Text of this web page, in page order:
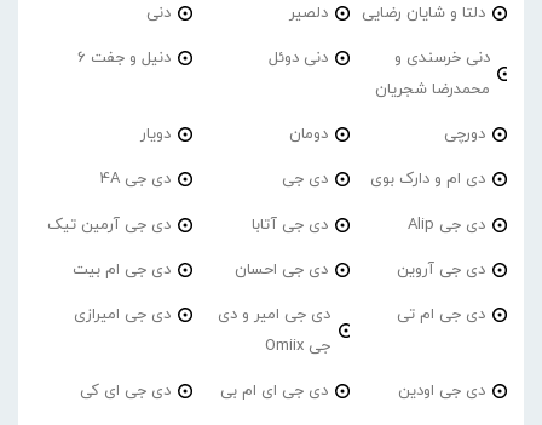
دلتا و شایان رضایی دلصیر دنی
دنی خرسندی و
محمدرضا شجریان
دنی دوئل دنیل و جفت 6
دورچی دومان دویار
دی ام و دارک بوی دی جی دی جی 4A
دی جی Alip دی جی آتابا دی جی آرمین تیک
دی جی آروین دی جی احسان دی جی ام بیت
دی جی ام تی
دی جی امیر و دی
جی Omiix
دی جی امیرازی
دی جی اودین دی جی ای ام بی دی جی ای کی